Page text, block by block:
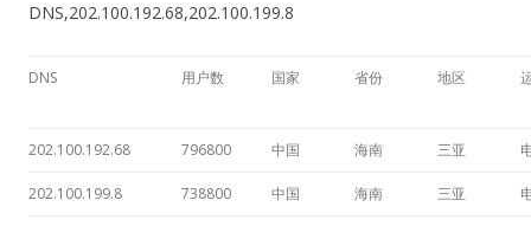
DNS,202.100.192.68,202.100.199.8
DNS 用户数 国家 省份 地区
202.100.192.68 796800 中国 海南 三亚
202.100.199.8 738800 中国 海南 三亚